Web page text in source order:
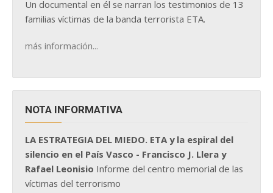
Un documental en él se narran los testimonios de 13
familias víctimas de la banda terrorista ETA.
más información...
NOTA INFORMATIVA
LA ESTRATEGIA DEL MIEDO. ETA y la espiral del
silencio en el País Vasco - Francisco J. Llera y
Rafael Leonisio Informe del centro memorial de las
víctimas del terrorismo